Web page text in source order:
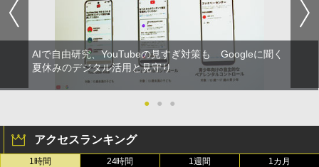
AIで自由研究、YouTubeの見すぎ対策も Googleに聞く
夏休みのデジタル活用と見守り
● ● ●
アクセスランキング
1時間 24時間 1週間 1カ月